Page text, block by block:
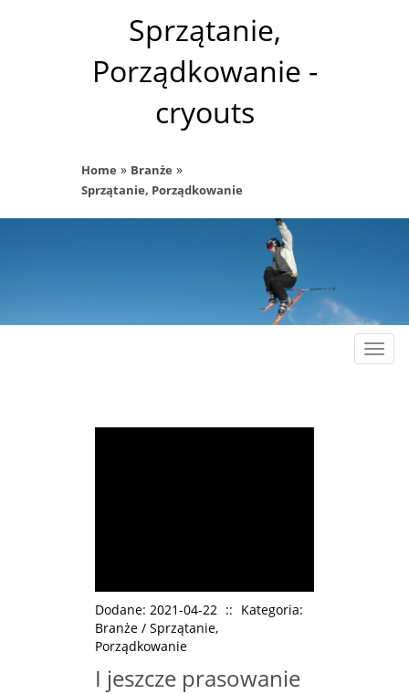
Sprzątanie,
Porządkowanie -
cryouts
Home » Branże »
Sprzątanie, Porządkowanie
Dodane: 2021-04-22 :: Kategoria:
Branże / Sprzątanie,
Porządkowanie
I jeszcze prasowanie